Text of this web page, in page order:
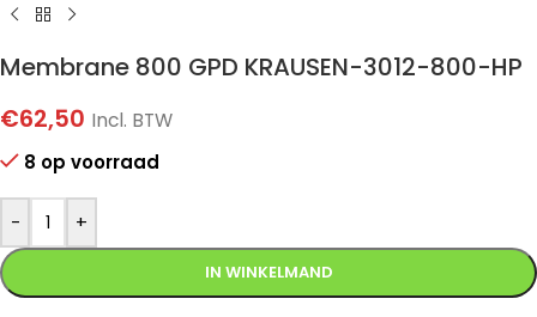
Membrane 800 GPD KRAUSEN-3012-800-HP
€62,50 Incl. BTW
8 op voorraad
- +
IN WINKELMAND